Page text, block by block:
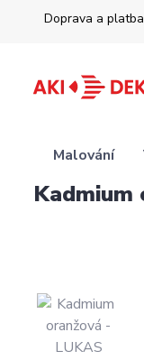
Doprava a platba
Malování
Kadmium